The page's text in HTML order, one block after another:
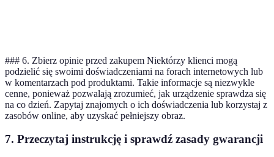
### 6. Zbierz opinie przed zakupem Niektórzy klienci mogą
podzielić się swoimi doświadczeniami na forach internetowych lub
w komentarzach pod produktami. Takie informacje są niezwykle
cenne, ponieważ pozwalają zrozumieć, jak urządzenie sprawdza się
na co dzień. Zapytaj znajomych o ich doświadczenia lub korzystaj z
zasobów online, aby uzyskać pełniejszy obraz.
7. Przeczytaj instrukcję i sprawdź zasady gwarancji